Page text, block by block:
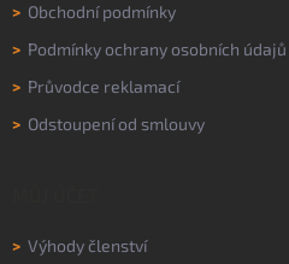
> Obchodní podmínky
> Podmínky ochrany osobních údajů
> Průvodce reklamací
> Odstoupení od smlouvy
> Výhody členství